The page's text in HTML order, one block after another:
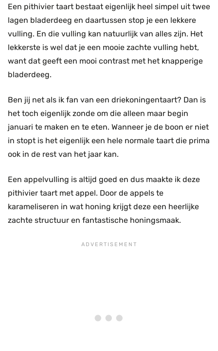
Een pithivier taart bestaat eigenlijk heel simpel uit twee
lagen bladerdeeg en daartussen stop je een lekkere
vulling. En die vulling kan natuurlijk van alles zijn. Het
lekkerste is wel dat je een mooie zachte vulling hebt,
want dat geeft een mooi contrast met het knapperige
bladerdeeg.
Ben jij net als ik fan van een driekoningentaart? Dan is
het toch eigenlijk zonde om die alleen maar begin
januari te maken en te eten. Wanneer je de boon er niet
in stopt is het eigenlijk een hele normale taart die prima
ook in de rest van het jaar kan.
Een appelvulling is altijd goed en dus maakte ik deze
pithivier taart met appel. Door de appels te
karameliseren in wat honing krijgt deze een heerlijke
zachte structuur en fantastische honingsmaak.